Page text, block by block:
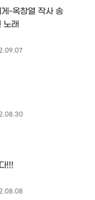
-옥창열 작사 송
노래
!!!